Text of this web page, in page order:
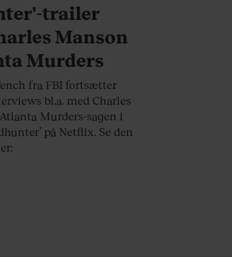
trailer
Manson
Murders
fra FBI fortsætter
bl.a. med Charles
Murders-sagen i
på Netflix. Se den